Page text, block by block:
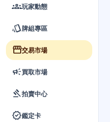
groups玩家動態
style牌組專區
storefront交易市場
campaign買取市場
gavel拍賣中心
verified鑑定卡